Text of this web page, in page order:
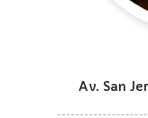
Av. San